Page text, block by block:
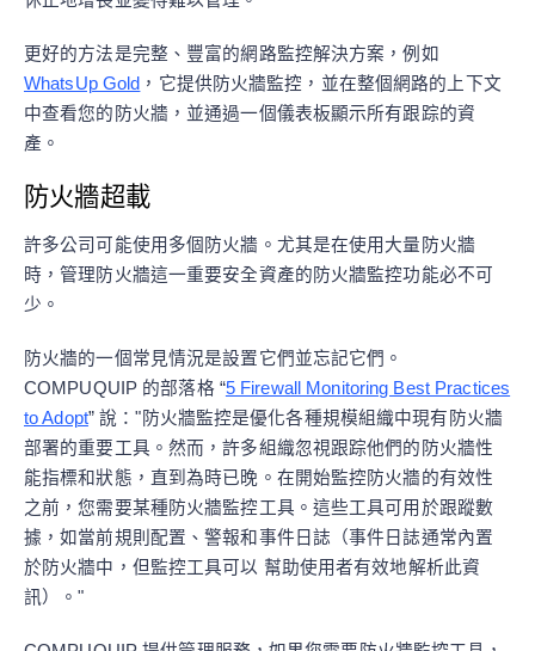
更好的方法是完整、豐富的網路監控解決方案，例如
WhatsUp Gold ，它提供防火牆監控，並在整個網路的上下文
中查看您的防火牆，並通過一個儀表板顯示所有跟踪的資
產。
防火牆超載
許多公司可能使用多個防火牆。尤其是在使用大量防火牆
時，管理防火牆這一重要安全資產的防火牆監控功能必不可
少。
防火牆的一個常見情況是設置它們並忘記它們。
COMPUQUIP 的部落格 “5 Firewall Monitoring Best Practices
to Adopt” 說："防火牆監控是優化各種規模組織中現有防火牆
部署的重要工具。然而，許多組織忽視跟踪他們的防火牆性
能指標和狀態，直到為時已晚。在開始監控防火牆的有效性
之前，您需要某種防火牆監控工具。這些工具可用於跟蹤數
據，如當前規則配置、警報和事件日誌（事件日誌通常內置
於防火牆中，但監控工具可以 幫助使用者有效地解析此資
訊）。"